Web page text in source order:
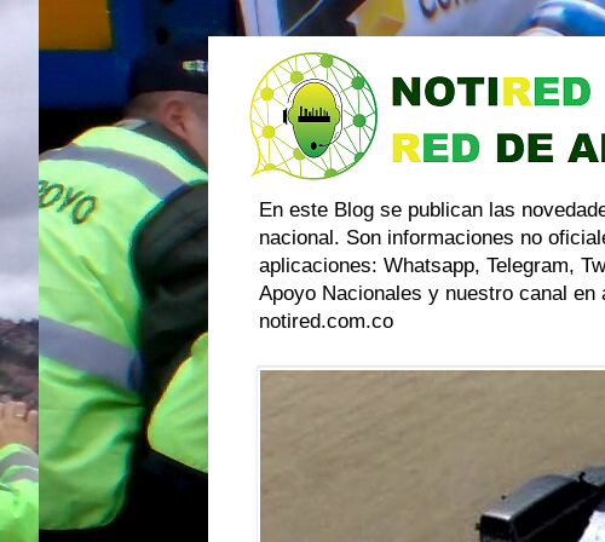
En este Blog se publican las
nacional. Son informaciones no
aplicaciones: Whatsapp, Telegram,
Apoyo Nacionales y nuestro canal
notired.com.co